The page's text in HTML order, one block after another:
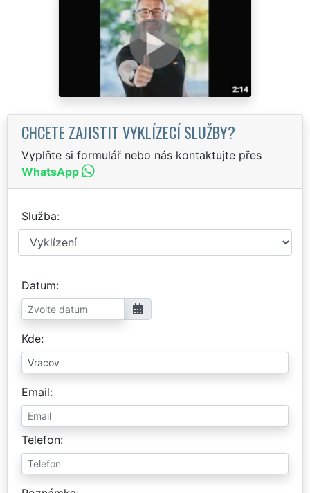
CHCETE ZAJISTIT VYKLÍZECÍ SLUŽBY?
Vyplňte si formulář nebo nás kontaktujte přes
WhatsApp
Služba
Datum
Kde
Email
Telefon